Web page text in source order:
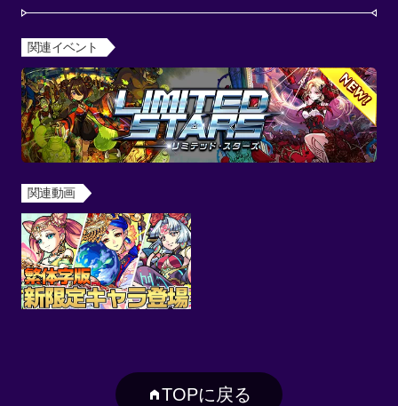
関連イベント
関連動画
TOPに戻る